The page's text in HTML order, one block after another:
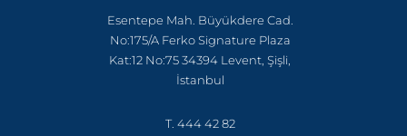
Esentepe Mah. Büyükdere Cad.
No:175/A Ferko Signature Plaza
Kat:12 No:75 34394 Levent, Şişli,
İstanbul
T. 444 42 82